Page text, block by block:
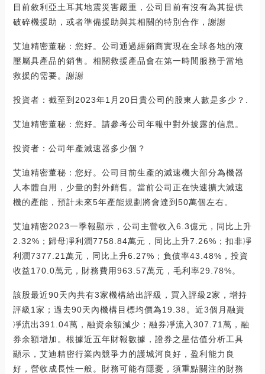
目前敘利亞土耳其地震災害嚴重，公司目前有沒有為其提供
破碎機援助，或者準備援助與其相關的特別合作，謝謝
艾迪精密董秘：您好。公司通過經銷商實現在全球各地的液
壓屬具產品的銷售。相關救援產品會在第一時間服務于當地
救援的需要。謝謝
投資者：截至到2023年1月20日貴公司的股東人數是多少？.
艾迪精密董秘：您好。請參考公司年報中對外披露的信息。
投資者：公司年產減速器多少個？
艾迪精密董秘：您好。公司目前生產的減速機大部分為機器
人本體自用，少量的對外銷售。當前公司正在快速擴大減速
機的產能，預計未來5年產能規劃將會達到50萬個左右。
艾迪精密2023一季報顯示，公司主營收入6.3億元，同比上升
2.32%；歸母凈利潤7758.84萬元，同比上升7.26%；扣非凈
利潤7377.21萬元，同比上升6.27%；負債率43.48%，投資
收益170.0萬元，財務費用963.57萬元，毛利率29.78%。
該股最近90天內共有3家機構給出評級，買入評級2家，增持
評級1家；過去90天內機構目標均價為19.38。近3個月融資
凈流出391.04萬，融資余額減少；融券凈流入307.71萬，融
券余額增加。根據近五年財報數據，證券之星估值分析工具
顯示，艾迪精密行業內競爭力的護城河良好，盈利能力良
好，營收成長性一般。財務可能有隱憂，須重點關注的財務